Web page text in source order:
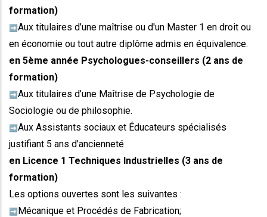
formation)
➡️ Aux titulaires d’une maîtrise ou d'un Master 1 en droit ou
en économie ou tout autre diplôme admis en équivalence.
en 5ème année Psychologues-conseillers (2 ans de
formation)
➡️ Aux titulaires d’une Maîtrise de Psychologie de
Sociologie ou de philosophie.
➡️ Aux Assistants sociaux et Éducateurs spécialisés
justifiant 5 ans d’ancienneté
en Licence 1 Techniques Industrielles (3 ans de
formation)
Les options ouvertes sont les suivantes :
➡️ Mécanique et Procédés de Fabrication;